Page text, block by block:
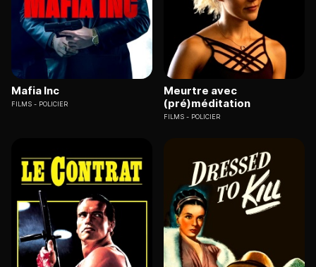
Mafia Inc
FILMS POLICIER
Meurtre avec
(pré)méditation
FILMS POLICIER